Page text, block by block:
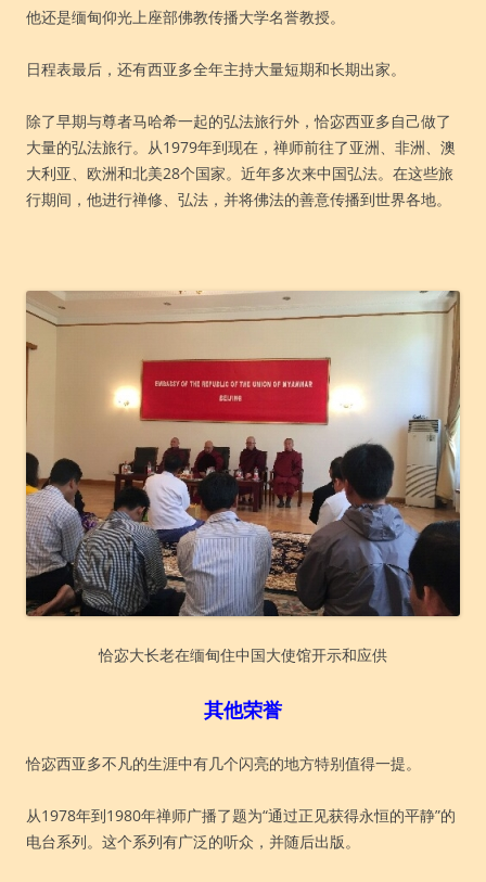
他还是缅甸仰光上座部佛教传播大学名誉教授。
日程表最后，还有西亚多全年主持大量短期和长期出家。
除了早期与尊者马哈希一起的弘法旅行外，恰宓西亚多自己做了
大量的弘法旅行。从1979年到现在，禅师前往了亚洲、非洲、澳
大利亚、欧洲和北美28个国家。近年多次来中国弘法。在这些旅
行期间，他进行禅修、弘法，并将佛法的善意传播到世界各地。
恰宓大长老在缅甸住中国大使馆开示和应供
其他荣誉
恰宓西亚多不凡的生涯中有几个闪亮的地方特别值得一提。
从1978年到1980年禅师广播了题为“通过正见获得永恒的平静”的
电台系列。这个系列有广泛的听众，并随后出版。